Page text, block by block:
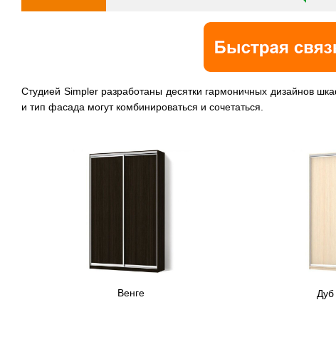
Cтудией Simpler разработаны десятки гармоничных дизайнов
и тип фасада могут комбинироваться и сочетаться.
Венге